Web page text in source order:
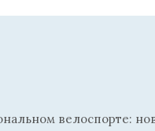
велоспорте: